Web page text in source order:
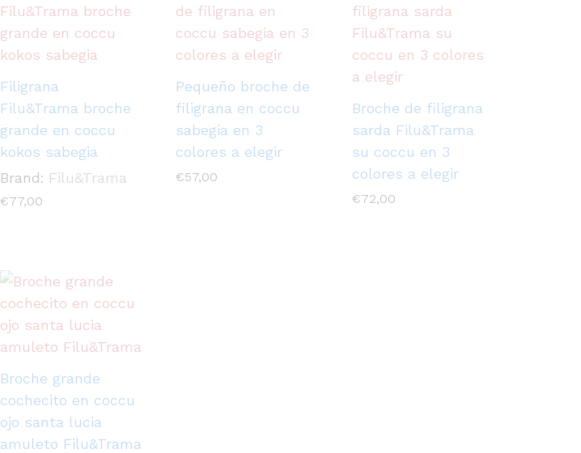
Filigrana
Filu&Trama broche
grande en coccu
kokos sabegia
Brand: Filu&Trama
€77,00
Pequeño broche de
filigrana en coccu
sabegia en 3
colores a elegir
€57,00
Broche de filigrana
sarda Filu&Trama
su coccu en 3
colores a elegir
€72,00
Broche grande
cochecito en coccu
ojo santa lucia
amuleto Filu&Trama